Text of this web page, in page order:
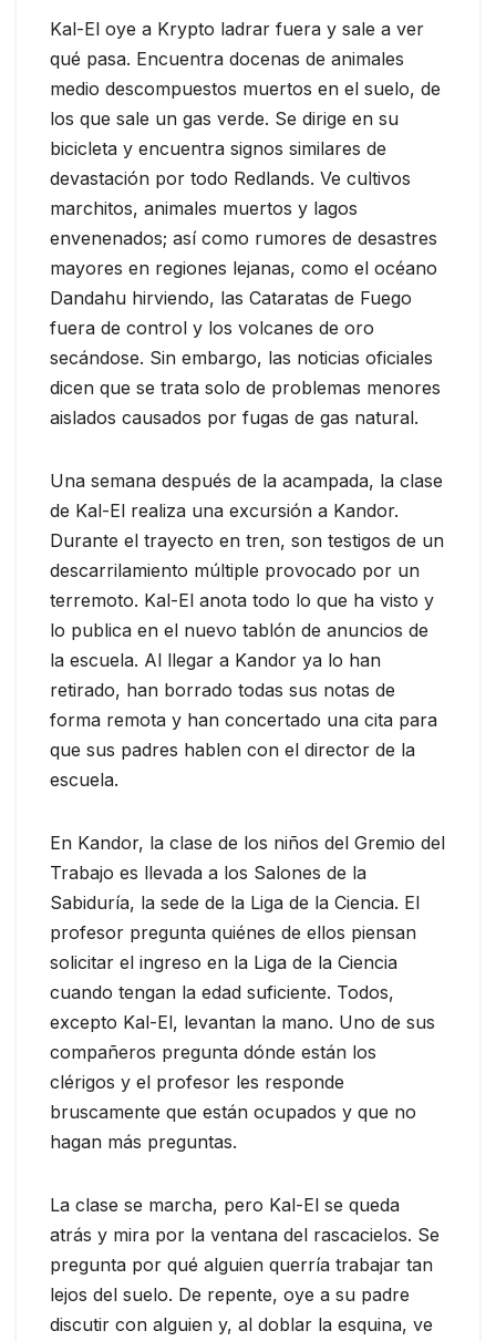
Kal-El oye a Krypto ladrar fuera y sale a ver
qué pasa. Encuentra docenas de animales
medio descompuestos muertos en el suelo, de
los que sale un gas verde. Se dirige en su
bicicleta y encuentra signos similares de
devastación por todo Redlands. Ve cultivos
marchitos, animales muertos y lagos
envenenados; así como rumores de desastres
mayores en regiones lejanas, como el océano
Dandahu hirviendo, las Cataratas de Fuego
fuera de control y los volcanes de oro
secándose. Sin embargo, las noticias oficiales
dicen que se trata solo de problemas menores
aislados causados por fugas de gas natural.
Una semana después de la acampada, la clase
de Kal-El realiza una excursión a Kandor.
Durante el trayecto en tren, son testigos de un
descarrilamiento múltiple provocado por un
terremoto. Kal-El anota todo lo que ha visto y
lo publica en el nuevo tablón de anuncios de
la escuela. Al llegar a Kandor ya lo han
retirado, han borrado todas sus notas de
forma remota y han concertado una cita para
que sus padres hablen con el director de la
escuela.
En Kandor, la clase de los niños del Gremio del
Trabajo es llevada a los Salones de la
Sabiduría, la sede de la Liga de la Ciencia. El
profesor pregunta quiénes de ellos piensan
solicitar el ingreso en la Liga de la Ciencia
cuando tengan la edad suficiente. Todos,
excepto Kal-El, levantan la mano. Uno de sus
compañeros pregunta dónde están los
clérigos y el profesor les responde
bruscamente que están ocupados y que no
hagan más preguntas.
La clase se marcha, pero Kal-El se queda
atrás y mira por la ventana del rascacielos. Se
pregunta por qué alguien querría trabajar tan
lejos del suelo. De repente, oye a su padre
discutir con alguien y, al doblar la esquina, ve